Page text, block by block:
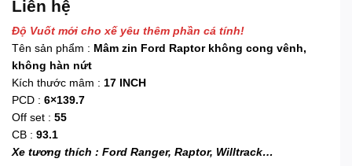
Liên hệ
Độ Vuốt mới cho xế yêu thêm phần cá tính!
Tên sản phẩm : Mâm zin Ford Raptor không cong vênh,
không hàn nứt
Kích thước mâm : 17 INCH
PCD : 6×139.7
Off set : 55
CB : 93.1
Xe tương thích : Ford Ranger, Raptor, Willtrack…